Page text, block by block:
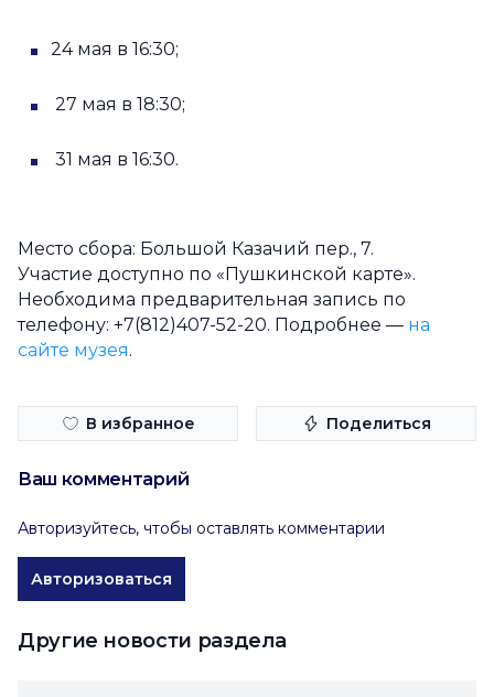
24 мая в 16:30;
27 мая в 18:30;
31 мая в 16:30.
Место сбора: Большой Казачий пер., 7.
Участие доступно по «Пушкинской карте».
Необходима предварительная запись по
телефону: +7(812)407-52-20. Подробнее — на
сайте музея.
В избранное Поделиться
Ваш комментарий
Авторизуйтесь, чтобы оставлять комментарии
Авторизоваться
Другие новости раздела